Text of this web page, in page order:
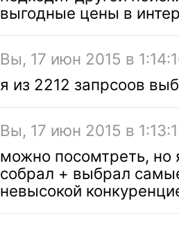
выгодные цены в
Вы, 17 июн 2015 в
я из 2212 запрсоов
Вы, 17 июн 2015 в
можно посомтреть, но
собрал + выбрал
невысокой